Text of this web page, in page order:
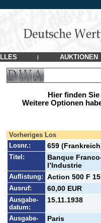
| AUKTIONEN
Hier finden
Weitere Optionen
Vorheriges Los
Losnr.:
659
Titel:
Banque
l’Industrie
Auflistung: Action 500 F
Ausruf: 60,00 EUR
Ausgabe-
datum:
15.11.1938
Ausgabe-
Paris